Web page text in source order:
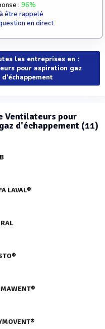
: 96%
être rappelé
en direct
les entreprises en :
pour aspiration gaz
d'échappement
Ventilateurs pour
d'échappement (11)
LAVAL®